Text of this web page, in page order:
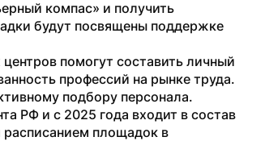
компас» и получить
будут посвящены поддержке
помогут составить личный
профессий на рынке труда.
подбору персонала.
РФ и с 2025 года входит в состав
площадок в